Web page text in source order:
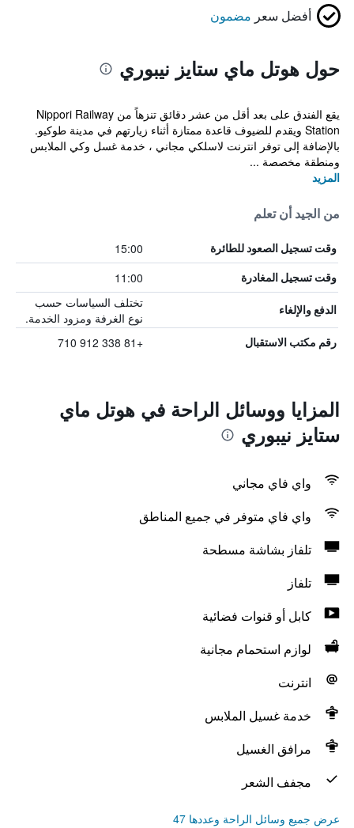
أفضل سعر مضمون
حول هوتل ماي ستايز نيبوري
يقع الفندق على بعد أقل من عشر دقائق تنزهاً من Nippori Railway
Station ويقدم للضيوف قاعدة ممتازة أثناء زيارتهم في مدينة طوكيو.
بالإضافة إلى توفر انترنت لاسلكي مجاني ، خدمة غسل وكي الملابس
ومنطقة مخصصة ...
المزيد
من الجيد أن تعلم
وقت تسجيل الصعود للطائرة 15:00
وقت تسجيل المغادرة 11:00
الدفع والإلغاء
تختلف السياسات حسب
نوع الغرفة ومزود الخدمة.
رقم مكتب الاستقبال +81 338 912 710
المزايا ووسائل الراحة في هوتل ماي
ستايز نيبوري
واي فاي مجاني
واي فاي متوفر في جميع المناطق
تلفاز بشاشة مسطحة
تلفاز
كابل أو قنوات فضائية
لوازم استحمام مجانية
انترنت
خدمة غسيل الملابس
مرافق الغسيل
مجفف الشعر
عرض جميع وسائل الراحة وعددها 47